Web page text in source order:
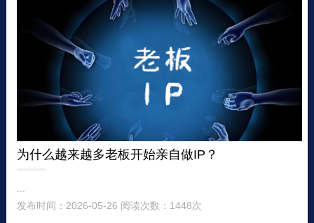
为什么越来越多老板开始亲自做IP？
...
发布时间：2026-05-26 阅读次数：1448次